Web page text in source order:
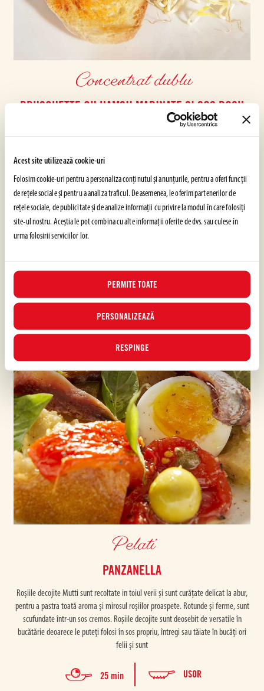
Acest site utilizează cookie-uri
Folosim cookie-uri pentru a personaliza conținutul și anunțurile, pentru a oferi funcții
de rețele sociale și pentru a analiza traficul. De asemenea, le oferim partenerilor de
rețele sociale, de publicitate și de analize informații cu privire la modul în care folosiți
site-ul nostru. Aceștia le pot combina cu alte informații oferite de dvs. sau culese în
urma folosirii serviciilor lor.
PERMITE TOATE
PERSONALIZEAZĂ
RESPINGE
Concentrat dublu
BRUSCHETTE CU HAMSII MARINATE ȘI SOS ROȘU
variante este ideal pentru a spori culoarea, gustul și textura felurilor de mâncare.
face ideal pentru sos ragù și tocănițe. Are, insa, si un succes surprinzător
deoarece pune
10 min USOR
Pelati
PANZANELLA
Roșiile decojite Mutti sunt recoltate in toiul verii și sunt curățate delicat la abur,
pentru a pastra toată aroma și mirosul roșiilor proaspete. Rotunde și ferme, sunt
scufundate într-un sos cremos. Roșiile decojite sunt deosebit de versatile în
bucătărie deoarece le puteți folosi în sos propriu, întregi sau tăiate în bucăți ori
felii și sunt
25 min USOR